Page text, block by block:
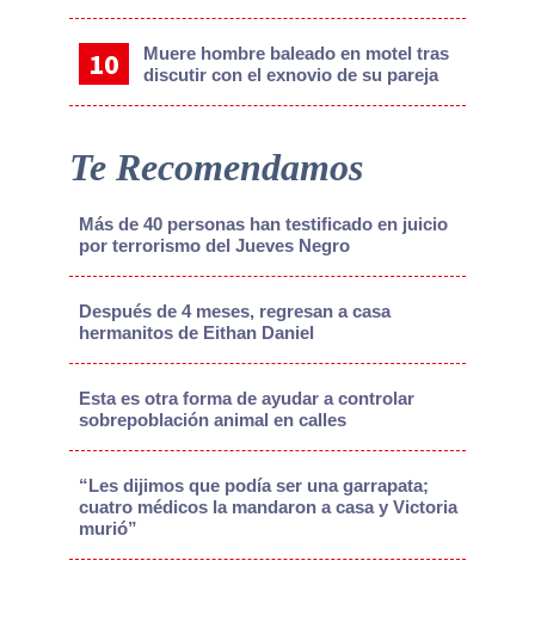
Muere hombre baleado en motel tras
discutir con el exnovio de su pareja
Te Recomendamos
Más de 40 personas han testificado en juicio
por terrorismo del Jueves Negro
Después de 4 meses, regresan a casa
hermanitos de Eithan Daniel
Esta es otra forma de ayudar a controlar
sobrepoblación animal en calles
“Les dijimos que podía ser una garrapata;
cuatro médicos la mandaron a casa y Victoria
murió”